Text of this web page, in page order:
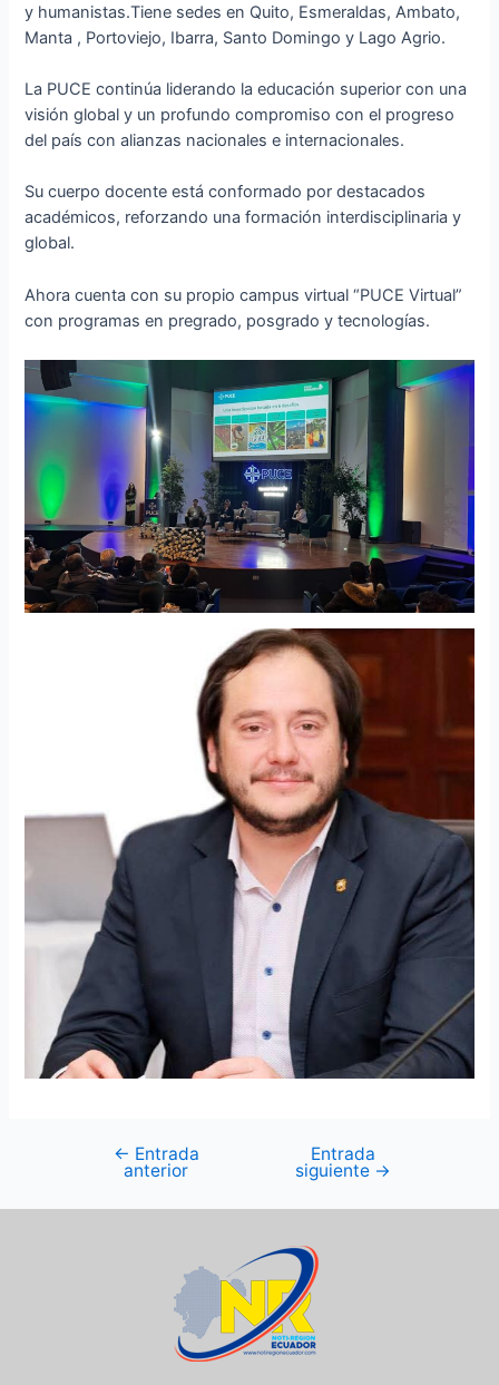
y humanistas.Tiene sedes en Quito, Esmeraldas, Ambato,
Manta , Portoviejo, Ibarra, Santo Domingo y Lago Agrio.
La PUCE continúa liderando la educación superior con una
visión global y un profundo compromiso con el progreso
del país con alianzas nacionales e internacionales.
Su cuerpo docente está conformado por destacados
académicos, reforzando una formación interdisciplinaria y
global.
Ahora cuenta con su propio campus virtual “PUCE Virtual”
con programas en pregrado, posgrado y tecnologías.
← Entrada
anterior
Entrada
siguiente →